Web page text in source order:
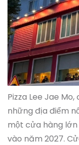
Pizza Lee Jae
những địa điểm
một cửa hàng lớn
vào năm 2027.